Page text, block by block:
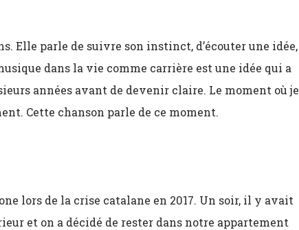
Elle parle de suivre son instinct, d’écouter une idée,
dans la vie comme carrière est une idée qui a
années avant de devenir claire. Le moment où je
Cette chanson parle de ce moment.
lors de la crise catalane en 2017. Un soir, il y avait
et on a décidé de rester dans notre appartement